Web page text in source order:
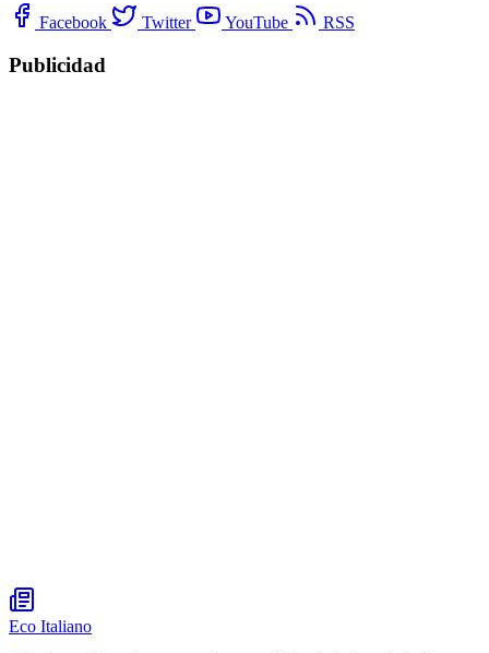
Facebook Twitter YouTube RSS
Publicidad
Eco Italiano